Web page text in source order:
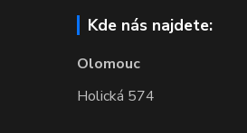
Kde nás najdete:
Olomouc
Holická 574